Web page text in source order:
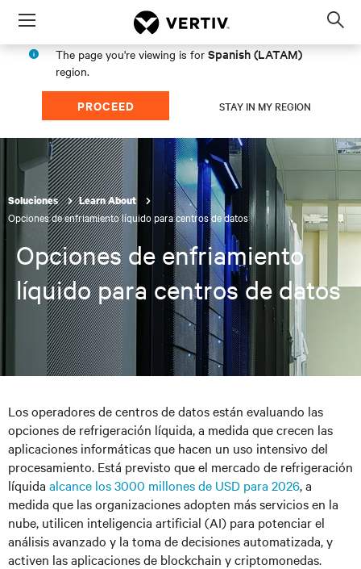
Menu
The page you're viewing is for Spanish (LATAM)
region.
PROCEED STAY IN MY REGION
Soluciones Learn About
Opciones de enfriamiento líquido para centros de datos
Opciones de enfriamiento
líquido para centros de datos
Los operadores de centros de datos están evaluando las
opciones de refrigeración líquida, a medida que crecen las
aplicaciones informáticas que hacen un uso intensivo del
procesamiento. Está previsto que el mercado de refrigeración
líquida alcance los 3000 millones de USD para 2026, a
medida que las organizaciones adopten más servicios en la
nube, utilicen inteligencia artificial (AI) para potenciar el
análisis avanzado y la toma de decisiones automatizada, y
activen las aplicaciones de blockchain y criptomonedas.